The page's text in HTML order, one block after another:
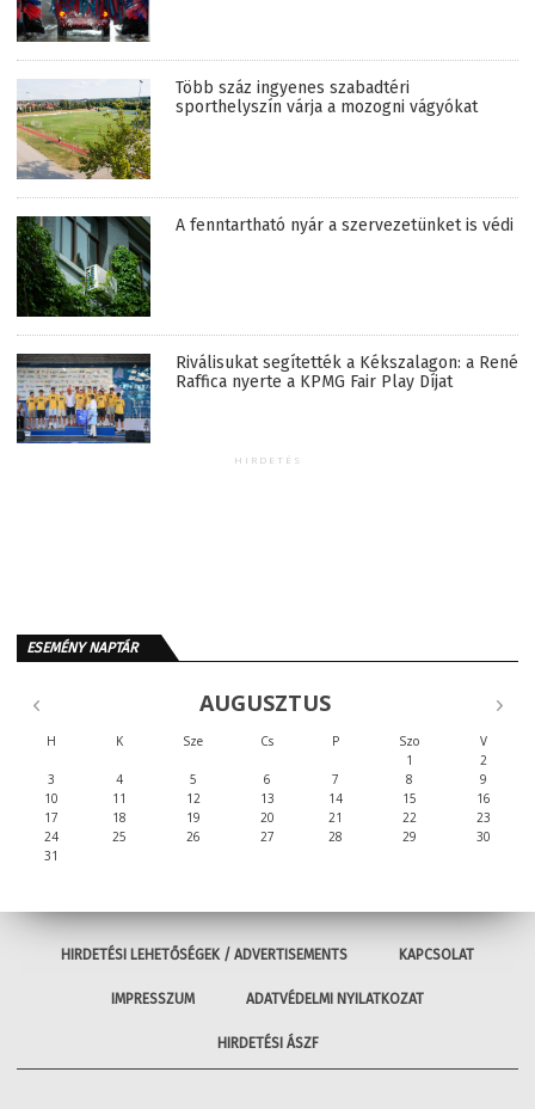
Több száz ingyenes szabadtéri
sporthelyszín várja a mozogni vágyókat
A fenntartható nyár a szervezetünket is védi
Riválisukat segítették a Kékszalagon: a René
Raffica nyerte a KPMG Fair Play Díjat
HIRDETÉS
ESEMÉNY NAPTÁR
AUGUSZTUS
H K Sze Cs P Szo
V
1
2
3
4 5 6 7 8
9
10
11 12 13 14 15
16
17
18 19 20 21 22
23
24
25 26 27 28 29
30
31
HIRDETÉSI LEHETŐSÉGEK / ADVERTISEMENTS KAPCSOLAT
IMPRESSZUM ADATVÉDELMI NYILATKOZAT
HIRDETÉSI ÁSZF